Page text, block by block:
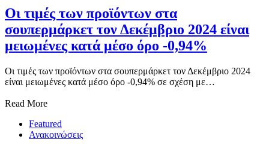
Οι τιμές των προϊόντων στα
σουπερμάρκετ τον Δεκέμβριο 2024 είναι
μειωμένες κατά μέσο όρο -0,94%
Οι τιμές των προϊόντων στα σουπερμάρκετ τον Δεκέμβριο 2024
είναι μειωμένες κατά μέσο όρο -0,94% σε σχέση με…
Read More
Featured
Ανακοινώσεις